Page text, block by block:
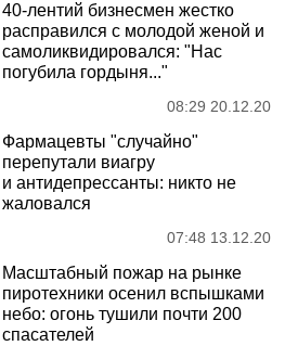
40-лентий бизнесмен жестко
расправился с молодой женой и
самоликвидировался: "Нас
погубила гордыня..."
08:29 20.12.20
Фармацевты "случайно"
перепутали виагру
и антидепрессанты: никто не
жаловался
07:48 13.12.20
Масштабный пожар на рынке
пиротехники осенил вспышками
небо: огонь тушили почти 200
спасателей